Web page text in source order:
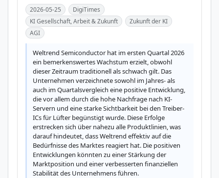
2026-05-25
DigiTimes
KI Gesellschaft, Arbeit & Zukunft
Zukunft der KI
AGI
Weltrend Semiconductor hat im ersten Quartal 2026
ein bemerkenswertes Wachstum erzielt, obwohl
dieser Zeitraum traditionell als schwach gilt. Das
Unternehmen verzeichnete sowohl im Jahres- als
auch im Quartalsvergleich eine positive Entwicklung,
die vor allem durch die hohe Nachfrage nach KI-
Servern und eine starke Sichtbarkeit bei den Treiber-
ICs für Lüfter begünstigt wurde. Diese Erfolge
erstrecken sich über nahezu alle Produktlinien, was
darauf hindeutet, dass Weltrend effektiv auf die
Bedürfnisse des Marktes reagiert hat. Die positiven
Entwicklungen könnten zu einer Stärkung der
Marktposition und einer verbesserten finanziellen
Stabilität des Unternehmens führen.